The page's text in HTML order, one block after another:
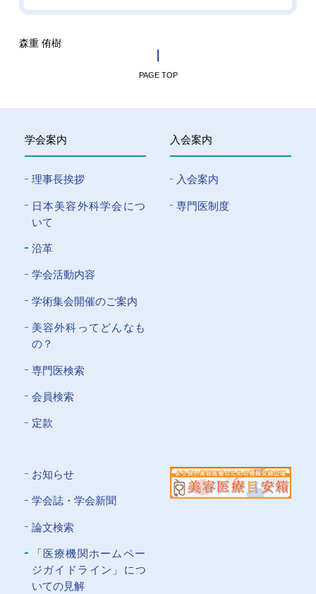
森重 侑樹
PAGE TOP
学会案内
理事長挨拶
⽇本美容外科学会につ
いて
沿革
学会活動内容
学術集会開催のご案内
美容外科ってどんなも
の？
専門医検索
会員検索
定款
入会案内
入会案内
専門医制度
お知らせ
学会誌・学会新聞
論文検索
「医療機関ホームペー
ジガイドライン」につ
いての⾒解